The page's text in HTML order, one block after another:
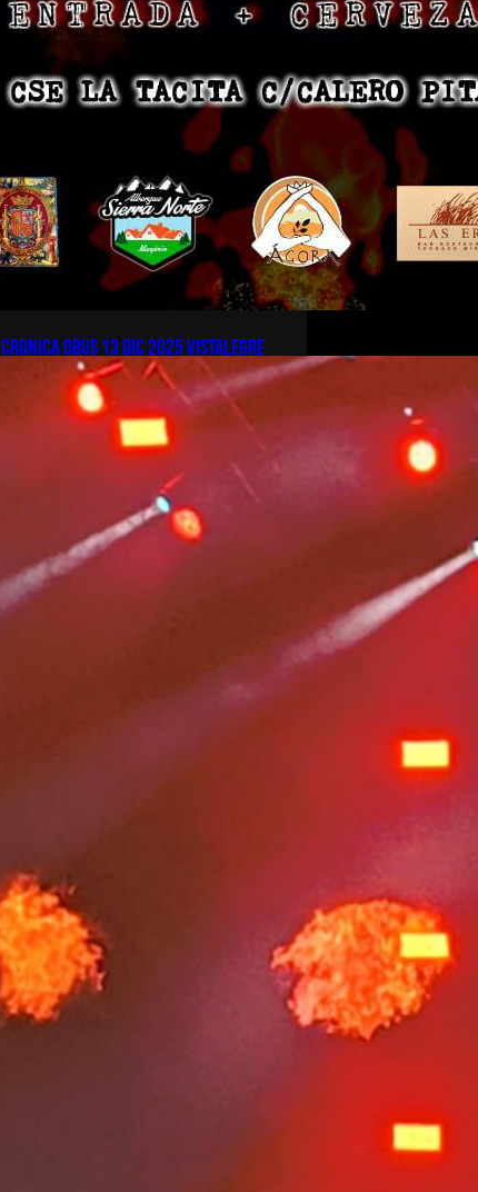
CRONICA OBUS 13 DIC 2025 VISTALEGRE
IGUANAROCKRONIKA del
concierto de #OBUS celebrado en
Vistalegre, Madrid , el pasado 13